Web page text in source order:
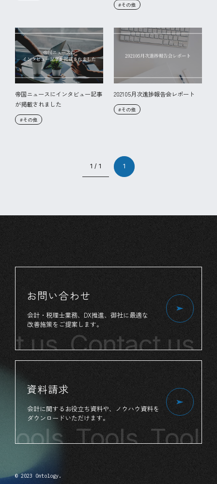
#その他
帝国ニュースにインタビュー記事
が掲載されました
#その他
202105月次進捗報告会レポート
#その他
1 / 1 1
usContact us
お問い合わせ
会計・税理士業務、 DX推進、 御社に最適な
改善施策を ご提案します。
Tools Tools
資料請求
会計に関する お役立ち資料や、 ノウハウ資料を
ダウンロードいただけます。
© 2023 Ontology.